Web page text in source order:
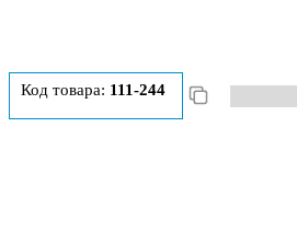
Код товара: 111-244